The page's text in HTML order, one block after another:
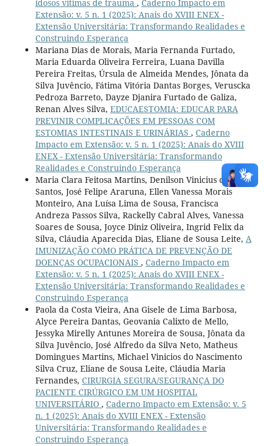
idosos vítimas de trauma , Caderno Impacto em
Extensão: v. 5 n. 1 (2025): Anais do XVIII ENEX -
Extensão Universitária: Transformando Realidades e
Construindo Esperança
Mariana Dias de Morais, Maria Fernanda Furtado,
Maria Eduarda Oliveira Ferreira, Luana Davilla
Pereira Freitas, Úrsula de Almeida Mendes, Jônata da
Silva Juvêncio, Fátima Vitória Dantas Borges, Veruscka
Pedroza Barreto, Dayze Djanira Furtado de Galiza,
Renan Alves Silva, EDUCAESTOMIA: EDUCAR PARA
PREVINIR COMPLICAÇÕES EM PESSOAS COM
ESTOMIAS INTESTINAIS E URINÁRIAS , Caderno
Impacto em Extensão: v. 5 n. 1 (2025): Anais do XVIII
ENEX - Extensão Universitária: Transformando
Realidades e Construindo Esperança
Maria Clara Feitosa Martins, Denilson Vinicius dos
Santos, José Felipe Araruna, Ellen Vanessa Morais
Monteiro, Ana Luísa Lima de Sousa, Francisca
Andreza Passos Silva, Rackelly Cabral Alves, Vanessa
Soares de Sousa, Joyce Diniz Oliveira, Ingrid Felix da
Silva, Cláudia Aparecida Dias, Eliane de Sousa Leite, A
IMUNIZAÇÃO COMO PRÁTICA DE PREVENÇÃO DE
DOENÇAS OCUPACIONAIS , Caderno Impacto em
Extensão: v. 5 n. 1 (2025): Anais do XVIII ENEX -
Extensão Universitária: Transformando Realidades e
Construindo Esperança
Paola da Costa Vieira, Ana Gisele de Lima Barbosa,
Alyce Pereira Dantas, Geovania Calixto de Mello,
Jessyka Mirelly Antunes Moreira de Sousa, Jônata da
Silva Juvêncio, José Alfredo da Silva Neto, Matheus
Domingues Martins, Michael Vinicios do Nascimento
Silva Cruz, Eliane de Sousa Leite, Cláudia Maria
Fernandes, CIRURGIA SEGURA/SEGURANÇA DO
PACIENTE CIRÚRGICO EM UM HOSPITAL
UNIVERSITÁRIO , Caderno Impacto em Extensão: v. 5
n. 1 (2025): Anais do XVIII ENEX - Extensão
Universitária: Transformando Realidades e
Construindo Esperança